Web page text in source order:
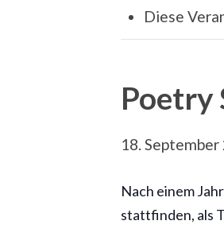
Diese
Poetry
18.
Nach einem
stattfinden, als